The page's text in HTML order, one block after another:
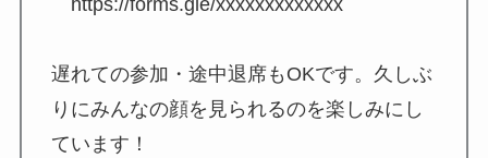
https://forms.gle/xxxxxxxxxxxxx
遅れての参加・途中退席もOKです。久しぶ
りにみんなの顔を見られるのを楽しみにし
ています！